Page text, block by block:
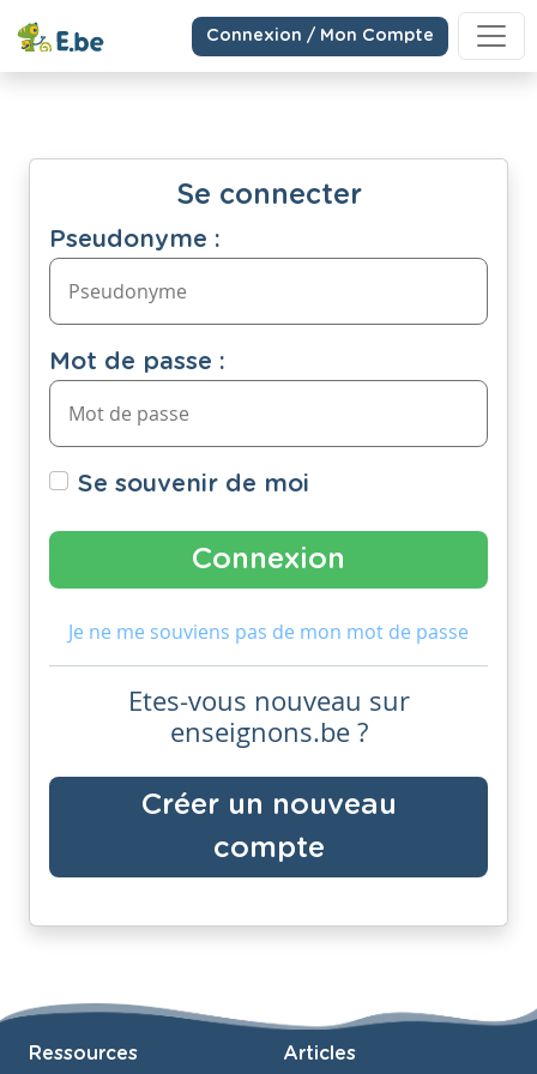
Connexion / Mon Compte
Se connecter
Pseudonyme :
Mot de passe :
Se souvenir de moi
Je ne me souviens pas de mon mot de passe
Etes-vous nouveau sur
enseignons.be ?
Créer un nouveau
compte
Ressources Articles